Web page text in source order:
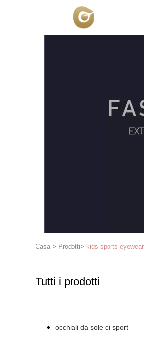
Casa > Prodotti> kids sports eyewear
Tutti i prodotti
occhiali da sole di sport